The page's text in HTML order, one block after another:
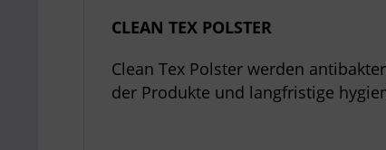
CLEAN TEX POLSTER
Clean Tex Polster werden
der Produkte und langfristige